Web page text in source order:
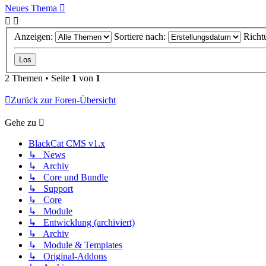
Neues Thema
Anzeigen: Sortiere nach:
2 Themen • Seite 1 von 1
Zurück zur Foren-Übersicht
Gehe zu
BlackCat CMS v1.x
↳ News
↳ Archiv
↳ Core und Bundle
↳ Support
↳ Core
↳ Module
↳ Entwicklung (archiviert)
↳ Archiv
↳ Module & Templates
↳ Original-Addons